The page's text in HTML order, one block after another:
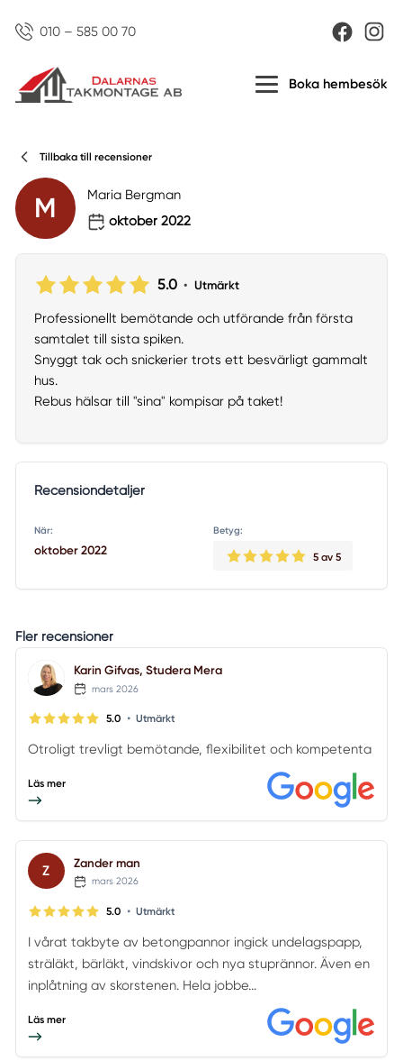
010 – 585 00 70
Boka hembesök
Tillbaka till recensioner
M
Maria Bergman
oktober 2022
5.0 • Utmärkt
Professionellt bemötande och utförande från första
samtalet till sista spiken.
Snyggt tak och snickerier trots ett besvärligt gammalt
hus.
Rebus hälsar till "sina" kompisar på taket!
Recensiondetaljer
När:
oktober 2022
Betyg:
5 av 5
Fler recensioner
Karin Gifvas, Studera Mera
mars 2026
5.0 • Utmärkt
Otroligt trevligt bemötande, flexibilitet och kompetenta
Läs mer
Z Zander man
mars 2026
5.0 • Utmärkt
I vårat takbyte av betongpannor ingick undelagspapp,
sträläkt, bärläkt, vindskivor och nya stuprännor. Även en
inplåtning av skorstenen. Hela jobbe...
Läs mer